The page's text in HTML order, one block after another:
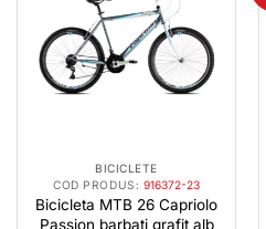
BICICLETE
COD PRODUS: 916372-23
Bicicleta MTB 26 Capriolo
Passion barbati grafit alb